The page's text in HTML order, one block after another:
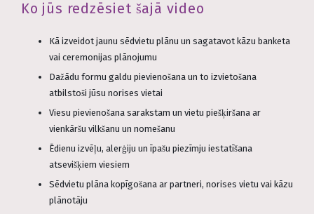
Ko jūs redzēsiet šajā video
Kā izveidot jaunu sēdvietu plānu un sagatavot kāzu banketa
vai ceremonijas plānojumu
Dažādu formu galdu pievienošana un to izvietošana
atbilstoši jūsu norises vietai
Viesu pievienošana sarakstam un vietu piešķiršana ar
vienkāršu vilkšanu un nomešanu
Ēdienu izvēļu, alerģiju un īpašu piezīmju iestatīšana
atsevišķiem viesiem
Sēdvietu plāna kopīgošana ar partneri, norises vietu vai kāzu
plānotāju